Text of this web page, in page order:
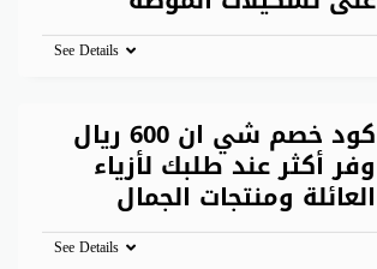
See Details
كود خصم شي ان 600 ريال
وفر أكثر عند طلبك لأزياء
العائلة ومنتجات الجمال
See Details